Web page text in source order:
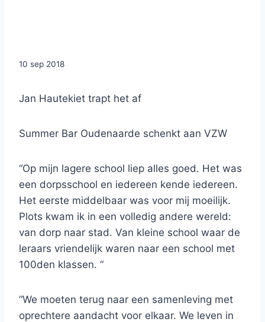
10 sep 2018
Jan Hautekiet trapt het af
Summer Bar Oudenaarde schenkt aan VZW
“Op mijn lagere school liep alles goed. Het was
een dorpsschool en iedereen kende iedereen.
Het eerste middelbaar was voor mij moeilijk.
Plots kwam ik in een volledig andere wereld:
van dorp naar stad. Van kleine school waar de
leraars vriendelijk waren naar een school met
100den klassen. “
“We moeten terug naar een samenleving met
oprechtere aandacht voor elkaar. We leven in